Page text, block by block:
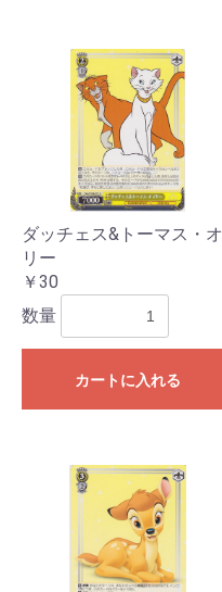
ダッチェス&トーマス・オ
リー
￥30
数量
カートに入れる